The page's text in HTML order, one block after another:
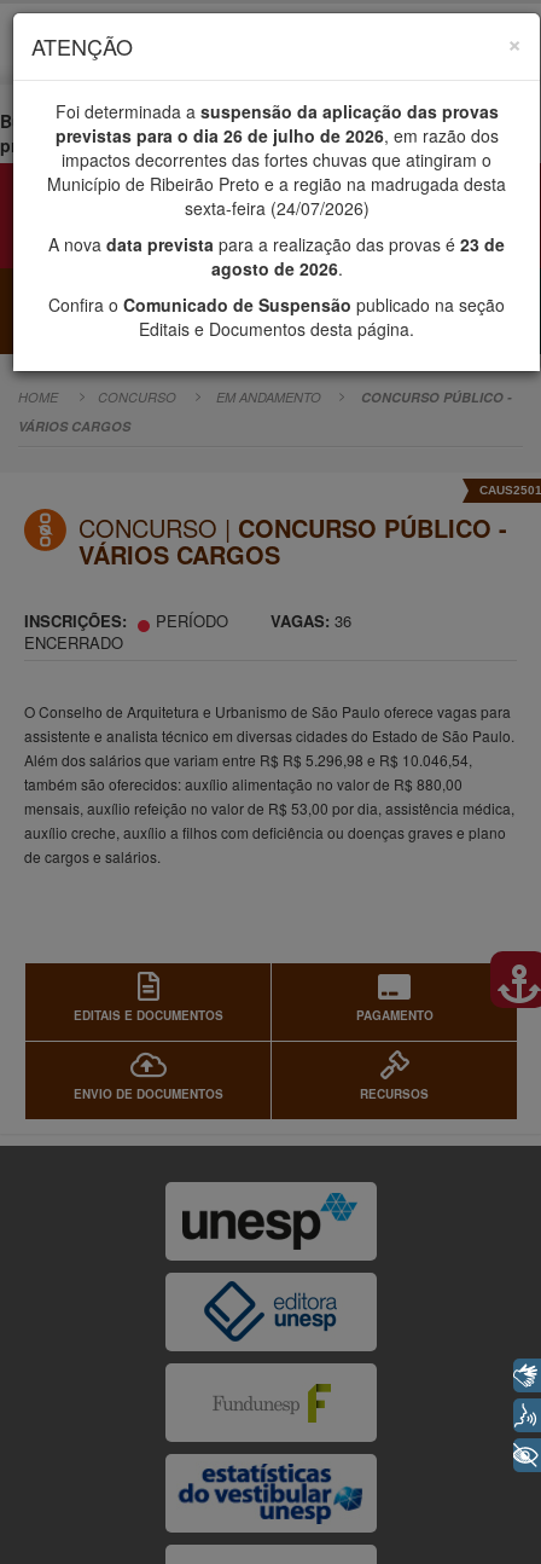
Busque por categoria, cargo, cidade ou o termo de sua
preferência
Selecione uma das categorias
CONCURSOS VESTIBULARES AVALIAÇÕES
HOME CONCURSO EM ANDAMENTO
CONCURSO PÚBLICO -
VÁRIOS CARGOS
×
ATENÇÃO
Foi determinada a suspensão da aplicação das provas
previstas para o dia 26 de julho de 2026, em razão dos
impactos decorrentes das fortes chuvas que atingiram o
Município de Ribeirão Preto e a região na madrugada desta
sexta-feira (24/07/2026)
A nova data prevista para a realização das provas é 23 de
agosto de 2026.
Confira o Comunicado de Suspensão publicado na seção
Editais e Documentos desta página.
CAUS2501
CONCURSO | CONCURSO PÚBLICO -
VÁRIOS CARGOS
INSCRIÇÕES:
PERÍODO
ENCERRADO
VAGAS: 36
O Conselho de Arquitetura e Urbanismo de São Paulo oferece vagas para
assistente e analista técnico em diversas cidades do Estado de São Paulo.
Além dos salários que variam entre R$ R$ 5.296,98 e R$ 10.046,54,
também são oferecidos: auxílio alimentação no valor de R$ 880,00
mensais, auxílio refeição no valor de R$ 53,00 por dia, assistência médica,
auxílio creche, auxílio a filhos com deficiência ou doenças graves e plano
de cargos e salários.
EDITAIS E DOCUMENTOS PAGAMENTO
ENVIO DE DOCUMENTOS RECURSOS
+ Acessibilidade